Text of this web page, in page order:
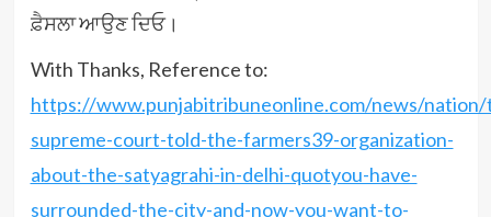
ਫ਼ੈਸਲਾ ਆਉਣ ਦਿਓ।
With Thanks, Reference to:
https://www.punjabitribuneonline.com/news/
supreme-court-told-the-farmers39-organization-
about-the-satyagrahi-in-delhi-quotyou-have-
surrounded-the-city-and-now-you-want-to-